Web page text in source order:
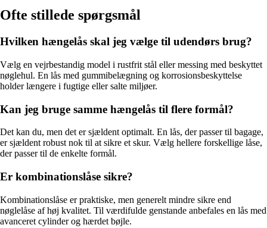
Ofte stillede spørgsmål
Hvilken hængelås skal jeg vælge til udendørs brug?
Vælg en vejrbestandig model i rustfrit stål eller messing med beskyttet
nøglehul. En lås med gummibelægning og korrosionsbeskyttelse
holder længere i fugtige eller salte miljøer.
Kan jeg bruge samme hængelås til flere formål?
Det kan du, men det er sjældent optimalt. En lås, der passer til bagage,
er sjældent robust nok til at sikre et skur. Vælg hellere forskellige låse,
der passer til de enkelte formål.
Er kombinationslåse sikre?
Kombinationslåse er praktiske, men generelt mindre sikre end
nøglelåse af høj kvalitet. Til værdifulde genstande anbefales en lås med
avanceret cylinder og hærdet bøjle.